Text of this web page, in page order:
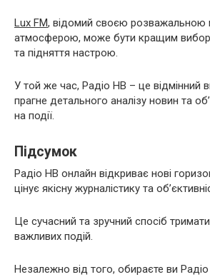
Lux FM, відомий своєю розважальною
атмосферою, може бути кращим
та підняття настрою.
У той же час, Радіо НВ – це відмінний
прагне детального аналізу новин та
на події.
Підсумок
Радіо НВ онлайн відкриває нові
цінує якісну журналістику та
Це сучасний та зручний спосіб
важливих подій.
Незалежно від того, обираєте ви